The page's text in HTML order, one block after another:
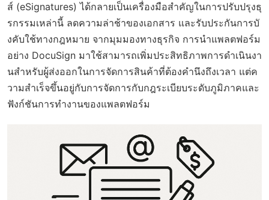
ส์ (eSignatures) ได้กลายเป็นเครื่องมือสำคัญในการปรับปรุงธุ
รกรรมเหล่านี้ ลดความล่าช้าของเอกสาร และรับประกันการบั
งคับใช้ทางกฎหมาย จากมุมมองทางธุรกิจ การนำแพลตฟอร์ม
อย่าง DocuSign มาใช้สามารถเพิ่มประสิทธิภาพการดำเนินงา
นสำหรับผู้ส่งออกในการจัดการสินค้าที่ต้องคำนึงถึงเวลา แต่ค
วามสำเร็จขึ้นอยู่กับการจัดการกับกฎระเบียบระดับภูมิภาคและ
ฟังก์ชันการทำงานของแพลตฟอร์ม